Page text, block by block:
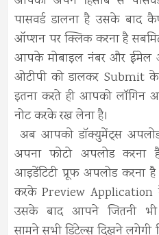
पासवर्ड डालना है उसके बाद
ऑप्शन पर क्लिक करना है
आपके मोबाइल नंबर और ईमेल
ओटीपी को डालकर Submit
इतना करते ही आपको लॉगिन
नोट करके रख लेना है।
अब आपको डॉक्युमेंट्स
अपना फोटो अपलोड
आइडेंटिटी प्रूफ अपलोड करना
करके Preview
उसके बाद आपने जितनी